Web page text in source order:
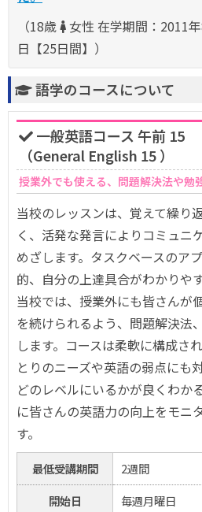
（18歳
女性 在学期間：2011
日【25日間】）
語学のコースについて
一般英語コース 午前 15
（General English 15 ）
授業外でも使える、問題解決法や勉
当校のレッスンは、覚えて繰り
く、活発な発言によりコミュニ
めざします。タスクベースのア
的、自分の上達具合がわかりや
当校では、授業外にも皆さんが
を続けられるよう、問題解決法
します。コースは柔軟に構成さ
とりのニーズや英語の弱点にも
どのレベルにいるかが良くわか
に皆さんの英語力の向上をモニ
す。
最低受講期間
2週間
開始日
毎週月曜日